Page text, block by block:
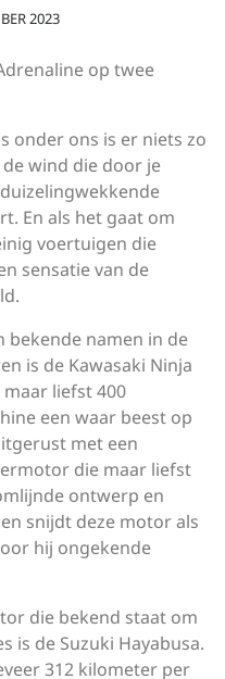
2023
op twee
onder ons is er niets zo
wind die door je
En als het gaat om
voertuigen die
sensatie van de
bekende namen in de
is de Kawasaki Ninja
liefst 400
een waar beest op
met een
die maar liefst
ontwerp en
snijdt deze motor als
hij ongekende
die bekend staat om
is de Suzuki Hayabusa.
312 kilometer per